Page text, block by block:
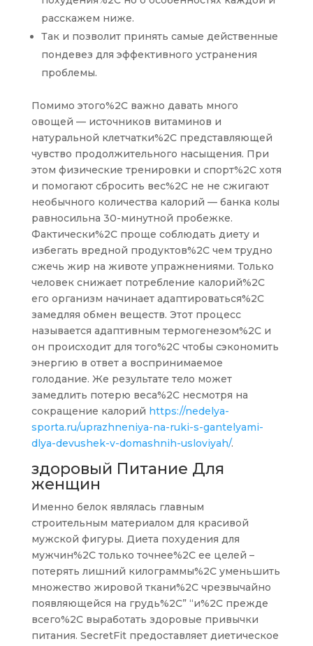
расскажем ниже.
Так и позволит принять самые действенные
пондевез для эффективного устранения
проблемы.
Помимо этого%2C важно давать много
овощей — источников витаминов и
натуральной клетчатки%2C представляющей
чувство продолжительного насыщения. При
этом физические тренировки и спорт%2C хотя
и помогают сбросить вес%2C не не сжигают
необычного количества калорий — банка колы
равносильна 30-минутной пробежке.
Фактически%2C проще соблюдать диету и
избегать вредной продуктов%2C чем трудно
сжечь жир на животе упражнениями. Только
человек снижает потребление калорий%2C
его организм начинает адаптироваться%2C
замедляя обмен веществ. Этот процесс
называется адаптивным термогенезом%2C и
он происходит для того%2C чтобы сэкономить
энергию в ответ а воспринимаемое
голодание. Же результате тело может
замедлить потерю веса%2C несмотря на
сокращение калорий https://nedelya-
sporta.ru/uprazhneniya-na-ruki-s-gantelyami-
dlya-devushek-v-domashnih-usloviyah/.
здоровый Питание Для
женщин
Именно белок являлась главным
строительным материалом для красивой
мужской фигуры. Диета похудения для
мужчин%2C только точнее%2C ее целей –
потерять лишний килограммы%2C уменьшить
множество жировой ткани%2C чрезвычайно
появляющейся на грудь%2C” “и%2C прежде
всего%2C выработать здоровые привычки
питания. SecretFit предоставляет диетическое